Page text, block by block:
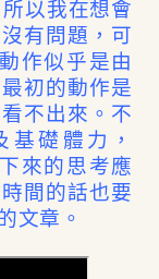
以我在想會
有問題，可
作似乎是由
初的動作是
不出來。不
礎體力，
來的思考應
間的話也要
文章。